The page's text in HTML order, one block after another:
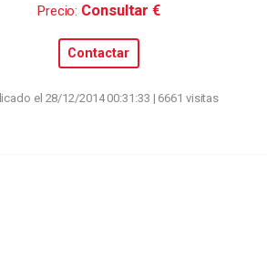
Precio: Consultar €
Contactar
el 28/12/2014 00:31:33 | 6661 visitas